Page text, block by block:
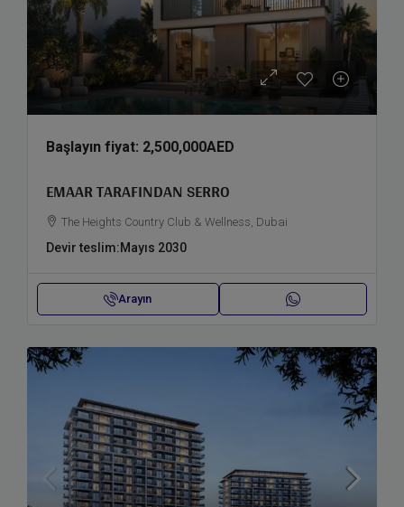
Başlayın fiyat: 2,500,000AED
EMAAR TARAFINDAN SERRO
The Heights Country Club & Wellness, Dubai
Devir teslim:Mayıs 2030
Arayın